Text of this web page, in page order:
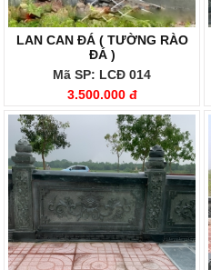
LAN CAN ĐÁ ( TƯỜNG RÀO
ĐÁ )
Mã SP: LCĐ 014
3.500.000 đ